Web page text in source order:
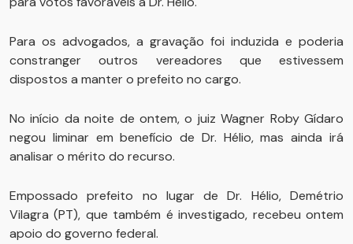
Para os advogados, a gravação foi induzida e poderia
constranger outros vereadores que estivessem
dispostos a manter o prefeito no cargo.
No início da noite de ontem, o juiz Wagner Roby Gídaro
negou liminar em benefício de Dr. Hélio, mas ainda irá
analisar o mérito do recurso.
Empossado prefeito no lugar de Dr. Hélio, Demétrio
Vilagra (PT), que também é investigado, recebeu ontem
apoio do governo federal.